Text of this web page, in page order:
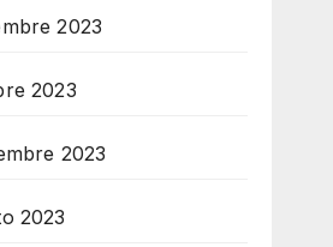
2023
2023
2023
2023